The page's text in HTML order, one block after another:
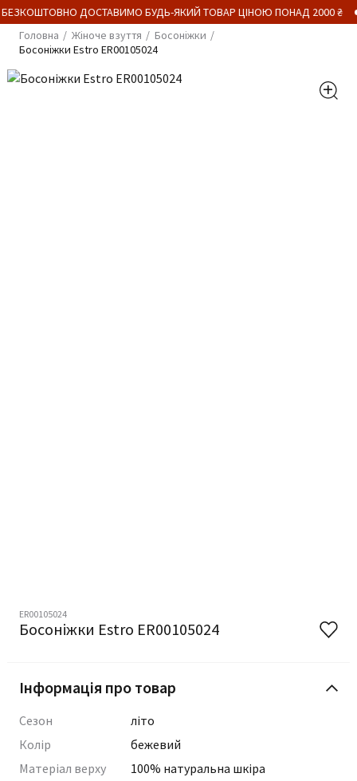
ДОСТАВИМО БУДЬ-ЯКИЙ ТОВАР ЦІНОЮ ПОНАД 2000 ₴
Головна
Жіноче взуття
Босоніжки
Босоніжки Estro ER00105024
ER00105024
Босоніжки Estro ER00105024
Інформація про товар
Сезон
літо
Колір
бежевий
Матеріал верху
100% натуральна шкіра